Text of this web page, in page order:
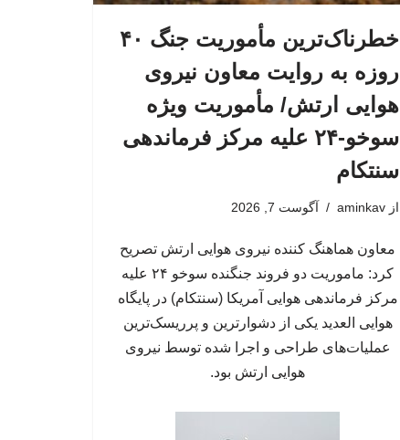
خطرناک‌ترین مأموریت جنگ ۴۰
روزه به روایت معاون نیروی
هوایی ارتش/ مأموریت ویژه
سوخو-۲۴ علیه مرکز فرماندهی
سنتکام
از aminkav آگوست 7, 2026
معاون هماهنگ کننده نیروی هوایی ارتش تصریح
کرد: ماموریت دو فروند جنگنده سوخو ۲۴ علیه
مرکز فرماندهی هوایی آمریکا (سنتکام) در پایگاه
هوایی العدید یکی از دشوارترین و پرریسک‌ترین
عملیات‌های طراحی و اجرا شده توسط نیروی
هوایی ارتش بود.